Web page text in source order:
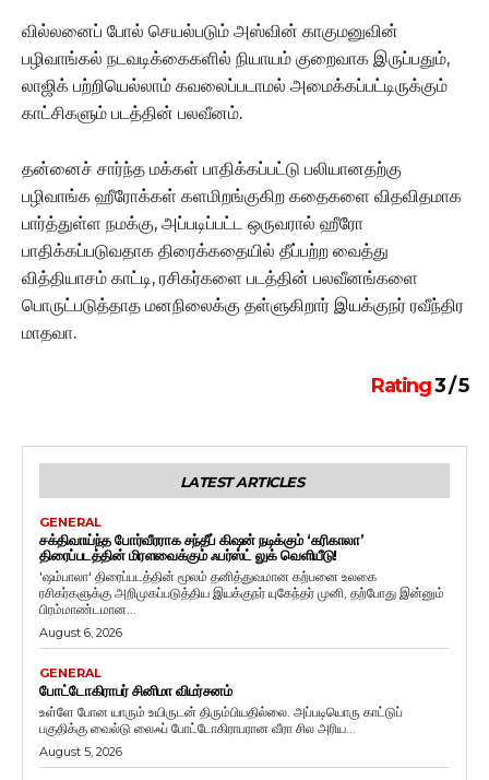
வில்லனைப் போல் செயல்படும் அஸ்வின் காகுமனுவின்
பழிவாங்கல் நடவடிக்கைகளில் நியாயம் குறைவாக இருப்பதும்,
லாஜிக் பற்றியெல்லாம் கவலைப்படாமல் அமைக்கப்பட்டிருக்கும்
காட்சிகளும் படத்தின் பலவீனம்.
தன்னைச் சார்ந்த மக்கள் பாதிக்கப்பட்டு பலியானதற்கு
பழிவாங்க ஹீரோக்கள் களமிறங்குகிற கதைகளை விதவிதமாக
பார்த்துள்ள நமக்கு, அப்படிப்பட்ட ஒருவரால் ஹீரோ
பாதிக்கப்படுவதாக திரைக்கதையில் தீப்பற்ற வைத்து
வித்தியாசம் காட்டி, ரசிகர்களை படத்தின் பலவீனங்களை
பொருட்படுத்தாத மனநிலைக்கு தள்ளுகிறார் இயக்குநர் ரவீந்திர
மாதவா.
Rating3 / 5
LATEST ARTICLES
GENERAL
சக்திவாய்ந்த போர்வீரராக சந்தீப் கிஷன் நடிக்கும் ‘கரிகாலா’
திரைப்படத்தின் மிரளவைக்கும் ஃபர்ஸ்ட் லுக் வெளியீடு!
'ஷம்பாலா' திரைப்படத்தின் மூலம் தனித்துவமான கற்பனை உலகை
ரசிகர்களுக்கு அறிமுகப்படுத்திய இயக்குநர் யுகேந்தர் முனி, தற்போது இன்னும்
பிரம்மாண்டமான...
August 6, 2026
GENERAL
போட்டோகிராபர் சினிமா விமர்சனம்
உள்ளே போன யாரும் உயிருடன் திரும்பியதில்லை. அப்படியொரு காட்டுப்
பகுதிக்கு வைல்டு லைஃப் போட்டோகிராபரான வீரா சில அரிய...
August 5, 2026